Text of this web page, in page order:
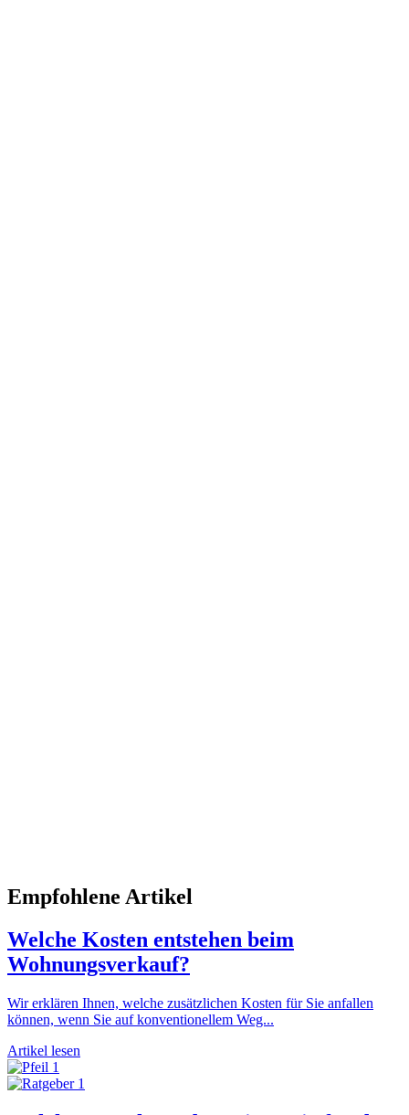
Empfohlene Artikel
Welche Kosten entstehen beim
Wohnungsverkauf?
Wir erklären Ihnen, welche zusätzlichen Kosten für Sie anfallen
können, wenn Sie auf konventionellem Weg...
Artikel lesen